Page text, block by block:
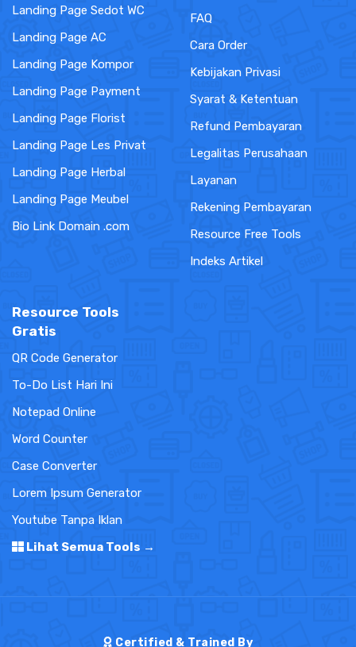
Landing Page Sedot WC
Landing Page AC
Landing Page Kompor
Landing Page Payment
Landing Page Florist
Landing Page Les Privat
Landing Page Herbal
Landing Page Meubel
Bio Link Domain .com
FAQ
Cara Order
Kebijakan Privasi
Syarat & Ketentuan
Refund Pembayaran
Legalitas Perusahaan
Layanan
Rekening Pembayaran
Resource Free Tools
Indeks Artikel
Resource Tools
Gratis
QR Code Generator
To-Do List Hari Ini
Notepad Online
Word Counter
Case Converter
Lorem Ipsum Generator
Youtube Tanpa Iklan
Lihat Semua Tools →
Certified & Trained By